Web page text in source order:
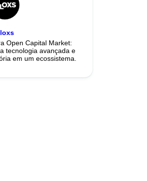
Open Capital Market:
tecnologia avançada e
em um ecossistema.